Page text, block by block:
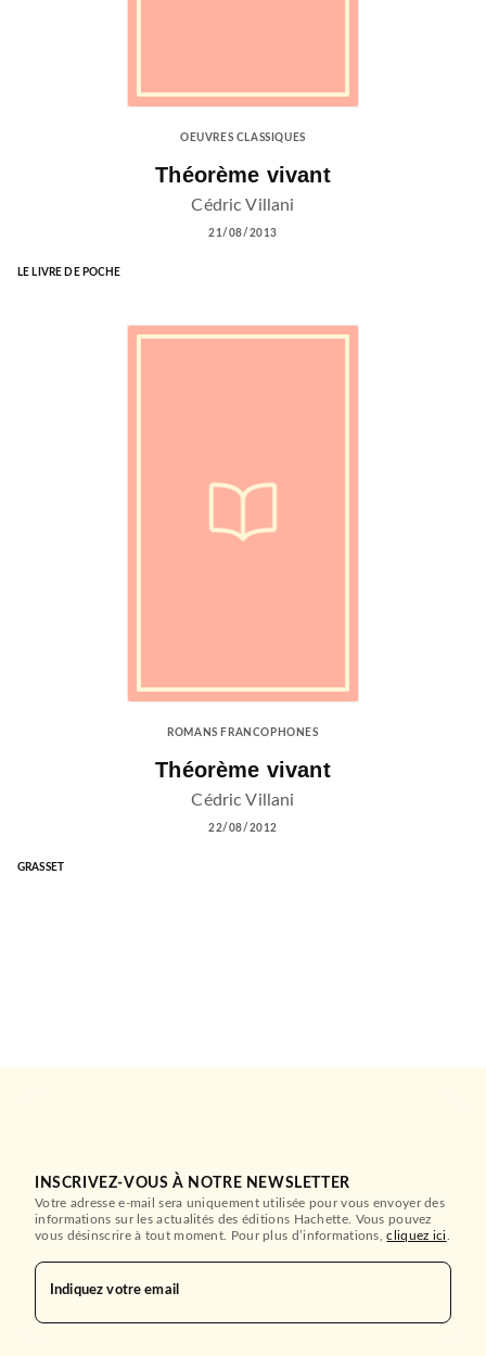
OEUVRES CLASSIQUES
Théorème vivant
Cédric Villani
21/08/2013
LE LIVRE DE POCHE
ROMANS FRANCOPHONES
Théorème vivant
Cédric Villani
22/08/2012
GRASSET
INSCRIVEZ-VOUS À NOTRE NEWSLETTER
Votre adresse e-mail sera uniquement utilisée pour vous envoyer des
informations sur les actualités des éditions Hachette. Vous pouvez
vous désinscrire à tout moment. Pour plus d’informations,cliquez ici
Indiquez votre email